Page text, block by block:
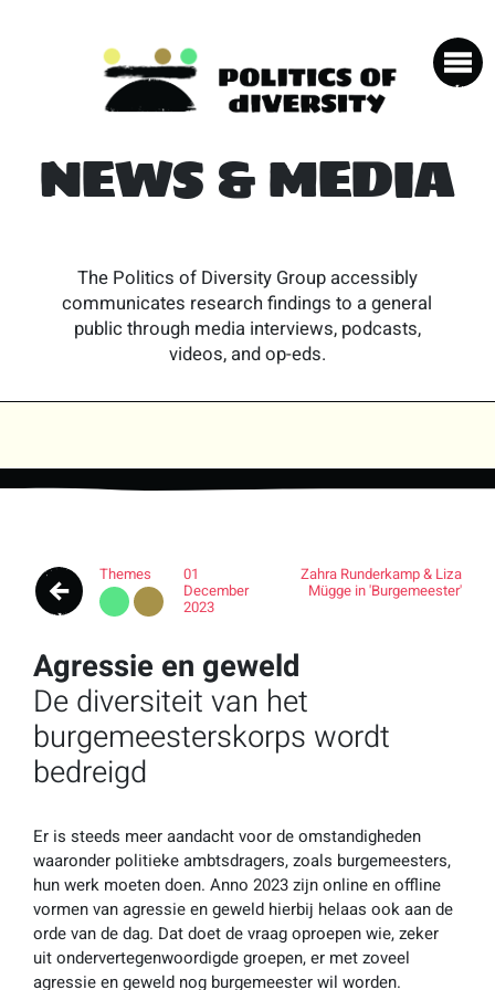
NEWS & MEDIA
The Politics of Diversity Group accessibly
communicates research findings to a general
public through media interviews, podcasts,
videos, and op-eds.
Themes 01
December
2023
Zahra Runderkamp & Liza
Mügge in 'Burgemeester'
Agressie en geweld
De diversiteit van het
burgemeesterskorps wordt
bedreigd
Er is steeds meer aandacht voor de omstandigheden
waaronder politieke ambtsdragers, zoals burgemeesters,
hun werk moeten doen. Anno 2023 zijn online en offline
vormen van agressie en geweld hierbij helaas ook aan de
orde van de dag. Dat doet de vraag oproepen wie, zeker
uit ondervertegenwoordigde groepen, er met zoveel
agressie en geweld nog burgemeester wil worden.